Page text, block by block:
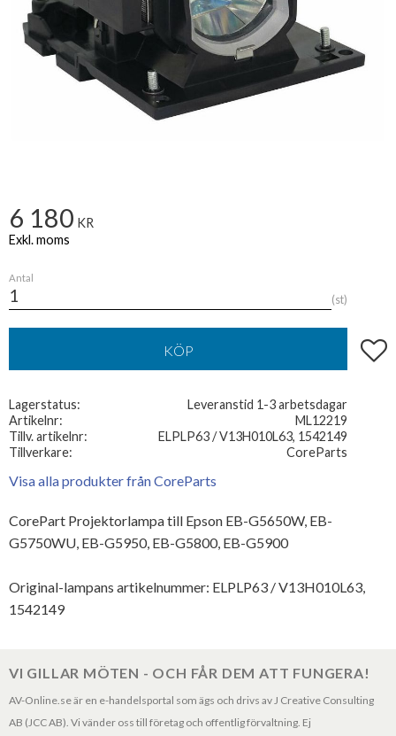
6 180 KR
Antal
st
KÖP Lägg
Lagerstatus
Leveranstid 1-3 arbetsdagar
Artikelnr
ML12219
Tillv. artikelnr
ELPLP63 / V13H010L63, 1542149
Tillverkare
CoreParts
Visa alla produkter från CoreParts
CorePart Projektorlampa till Epson EB-G5650W, EB-
G5750WU, EB-G5950, EB-G5800, EB-G5900
Original-lampans artikelnummer: ELPLP63 / V13H010L63,
1542149
VI GILLAR MÖTEN - OCH FÅR DEM ATT FUNGERA!
AV-Online.se är en e-handelsportal som ägs och drivs av J Creative Consulting
AB (JCC AB). Vi vänder oss till företag och offentlig förvaltning. Ej